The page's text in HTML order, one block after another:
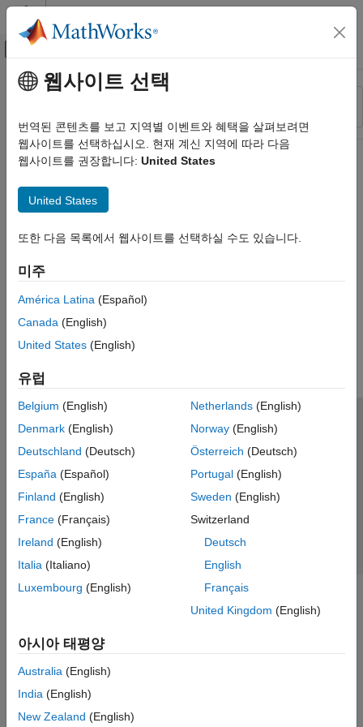
콘텐츠로 바로 가기
오프캔버스 탐색 메뉴 토글
리소스
상태
주요 콘텐츠
웹사이트 선택
번역된 콘텐츠를 보고 지역별 이벤트와 혜택을 살펴보려면
웹사이트를 선택하십시오. 현재 계신 지역에 따라 다음
웹사이트를 권장합니다: United States
United States
또한 다음 목록에서 웹사이트를 선택하실 수도 있습니다.
미주
América Latina (Español)
Canada (English)
United States (English)
유럽
Belgium (English)
Denmark (English)
Deutschland (Deutsch)
España (Español)
Finland (English)
France (Français)
Ireland (English)
Italia (Italiano)
Luxembourg (English)
Netherlands(English)
Norway(English)
Österreich (Deutsch)
Portugal(English)
Sweden (English)
Switzerland
Deutsch
English
Français
United Kingdom (English)
아시아 태평양
Australia (English)
India (English)
New Zealand (English)
신뢰 센터 등록 상표 개인정보 취급방침
불법 복제 방지
애플리케이션 상태
© 1994-2026 The MathWorks, Inc.